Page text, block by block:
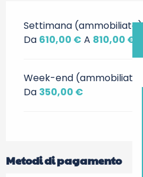
Settimana (ammobiliato)
Da 610,00 € A 810,00 €
Week-end (ammobiliato)
Da 350,00 €
Metodi di pagamento